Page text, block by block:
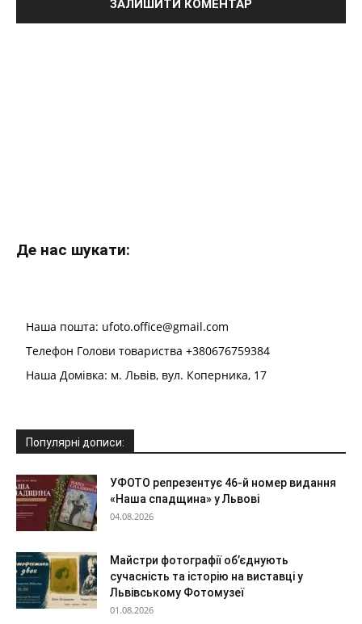
Де нас шукати:
Наша пошта: ufoto.office@gmail.com
Телефон Голови товариства +380676759384
Наша Домівка: м. Львів, вул. Коперника, 17
Популярні дописи:
УФОТО репрезентує 46-й номер видання
«Наша спадщина» у Львові
04.08.2026
Майстри фотографії об’єднують
сучасність та історію на виставці у
Львівському Фотомузеї
01.08.2026